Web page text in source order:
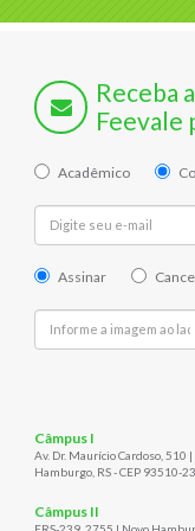
Receba
Feevale
Acadêmico
Assinar
Câmpus I
Av. Dr. Maurício Cardoso, 510
Hamburgo, RS - CEP 93510-
Câmpus II
ERS-239, 2755 | Novo